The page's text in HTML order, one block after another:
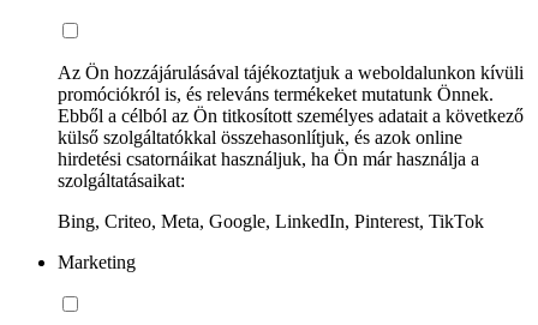
Az Ön hozzájárulásával tájékoztatjuk a weboldalunkon kívüli
promóciókról is, és releváns termékeket mutatunk Önnek.
Ebből a célból az Ön titkosított személyes adatait a következő
külső szolgáltatókkal összehasonlítjuk, és azok online
hirdetési csatornáikat használjuk, ha Ön már használja a
szolgáltatásaikat:
Bing, Criteo, Meta, Google, LinkedIn, Pinterest, TikTok
Marketing